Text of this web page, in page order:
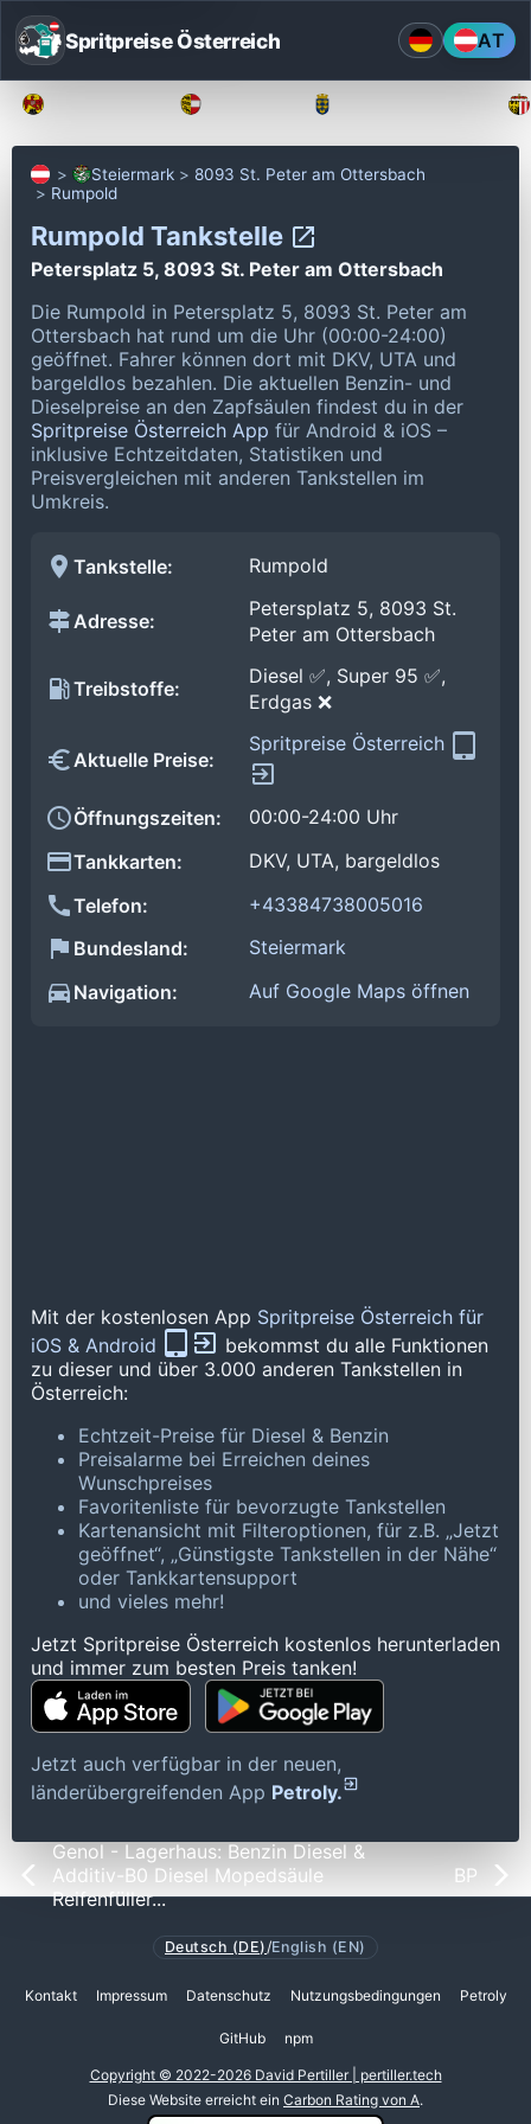
Spritpreise Österreich AT
Steiermark
8093 St. Peter am Ottersbach
Rumpold
Rumpold Tankstelle
Petersplatz 5, 8093 St. Peter am Ottersbach
Die Rumpold in Petersplatz 5, 8093 St. Peter am
Ottersbach hat rund um die Uhr (00:00-24:00)
geöffnet. Fahrer können dort mit DKV, UTA und
bargeldlos bezahlen. Die aktuellen Benzin- und
Dieselpreise an den Zapfsäulen findest du in der
Spritpreise Österreich App für Android & iOS –
inklusive Echtzeitdaten, Statistiken und
Preisvergleichen mit anderen Tankstellen im
Umkreis.
Tankstelle: Rumpold
Adresse:
Petersplatz 5, 8093 St.
Peter am Ottersbach
Treibstoffe:
Diesel ✅, Super 95 ✅,
Erdgas ❌
Aktuelle Preise:
Spritpreise Österreich
Öffnungszeiten:
00:00-24:00 Uhr
Tankkarten:
DKV, UTA, bargeldlos
Telefon:
+43384738005016
Bundesland:
Steiermark
Navigation:
Auf Google Maps öffnen
Mit der kostenlosen App Spritpreise Österreich für
iOS & Android
bekommst du alle Funktionen
zu dieser und über 3.000 anderen Tankstellen in
Österreich:
Echtzeit-Preise für Diesel & Benzin
Preisalarme bei Erreichen deines
Wunschpreises
Favoritenliste für bevorzugte Tankstellen
Kartenansicht mit Filteroptionen, für z.B. „Jetzt
geöffnet“, „Günstigste Tankstellen in der Nähe“
oder Tankkartensupport
und vieles mehr!
Jetzt Spritpreise Österreich kostenlos herunterladen
und immer zum besten Preis tanken!
Jetzt auch verfügbar in der neuen,
länderübergreifenden App Petroly.
Genol - Lagerhaus: Benzin Diesel &
Additiv-B0 Diesel Mopedsäule
Reifenfüller...
BP
Deutsch (DE)/English (EN)
Kontakt Impressum Datenschutz Nutzungsbedingungen Petroly
GitHub npm
Copyright © 2022-2026 David Pertiller | pertiller.tech
Diese Website erreicht ein Carbon Rating von A.